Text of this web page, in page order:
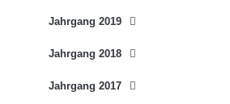
Jahrgang 2019
Jahrgang 2018
Jahrgang 2017